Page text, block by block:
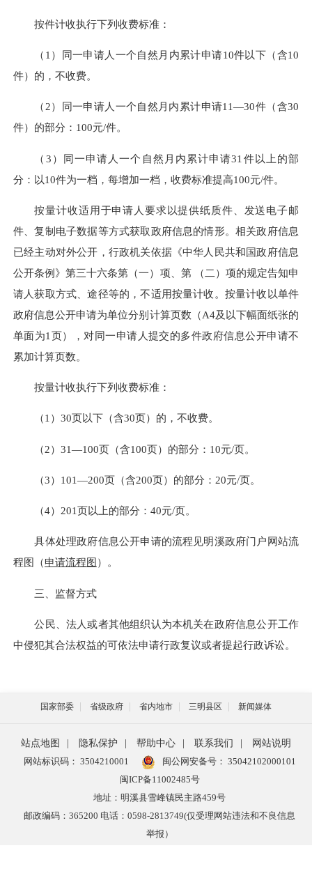
按件计收执行下列收费标准：
（1）同一申请人一个自然月内累计申请10件以下（含10
件）的，不收费。
（2）同一申请人一个自然月内累计申请11—30件（含30
件）的部分：100元/件。
（3）同一申请人一个自然月内累计申请31件以上的部
分：以10件为一档，每增加一档，收费标准提高100元/件。
按量计收适用于申请人要求以提供纸质件、发送电子邮
件、复制电子数据等方式获取政府信息的情形。相关政府信息
已经主动对外公开，行政机关依据《中华人民共和国政府信息
公开条例》第三十六条第（一）项、第 （二）项的规定告知申
请人获取方式、途径等的，不适用按量计收。按量计收以单件
政府信息公开申请为单位分别计算页数（A4及以下幅面纸张的
单面为1页），对同一申请人提交的多件政府信息公开申请不
累加计算页数。
按量计收执行下列收费标准：
（1）30页以下（含30页）的，不收费。
（2）31—100页（含100页）的部分：10元/页。
（3）101—200页（含200页）的部分：20元/页。
（4）201页以上的部分：40元/页。
具体处理政府信息公开申请的流程见明溪政府门户网站流
程图（申请流程图）。
三、监督方式
公民、法人或者其他组织认为本机关在政府信息公开工作
中侵犯其合法权益的可依法申请行政复议或者提起行政诉讼。
国家部委 省级政府 省内地市 三明县区 新闻媒体
站点地图 | 隐私保护 | 帮助中心 | 联系我们 |
网站说明
网站标识码： 3504210001
闽公网安备号： 35042102000101
闽ICP备11002485号
地址：明溪县雪峰镇民主路459号
邮政编码：365200 电话：0598-2813749(仅受理网站违法和不良信息
举报）